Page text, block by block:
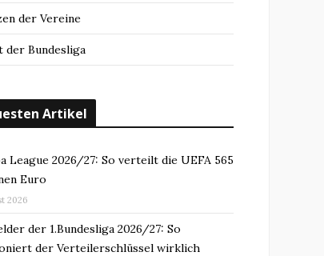
der Vereine
der Bundesliga
Artikel
League 2026/27: So verteilt die UEFA 565
Euro
2026
der 1.Bundesliga 2026/27: So
der Verteilerschlüssel wirklich